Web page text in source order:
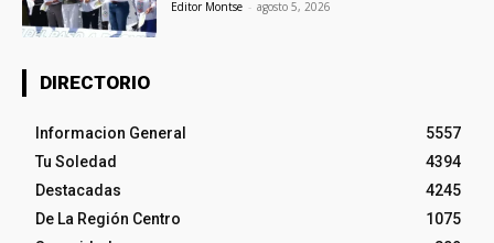
Editor Montse - agosto 5, 2026
DIRECTORIO
Informacion General
5557
Tu Soledad
4394
Destacadas
4245
De La Región Centro
1075